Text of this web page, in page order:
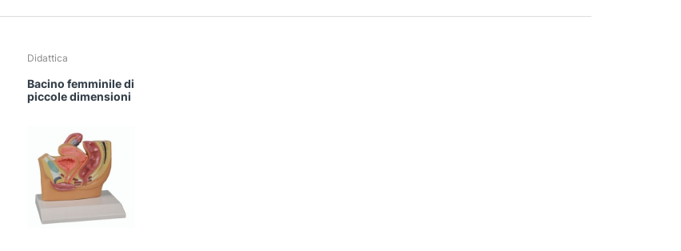
Didattica
Bacino femminile di
piccole dimensioni